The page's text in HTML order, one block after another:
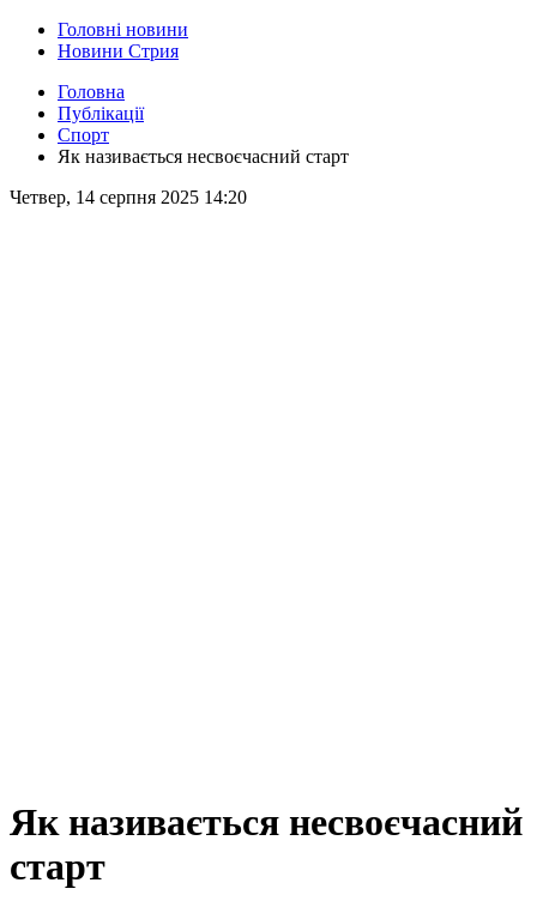
Головні новини
Новини Стрия
Головна
Публікації
Спорт
Як називається несвоєчасний старт
Четвер, 14 серпня 2025 14:20
Як називається несвоєчасний
старт